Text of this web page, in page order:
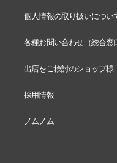
個人情報の取り扱いについ
各種お問い合わせ（総合窓
出店をご検討のショップ様
採用情報
ノムノム